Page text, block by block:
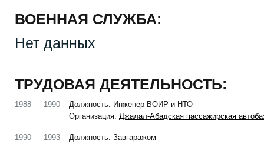
ВОЕННАЯ СЛУЖБА:
Нет данных
ТРУДОВАЯ ДЕЯТЕЛЬНОСТЬ:
1988 — 1990
Должность: Инженер ВОИР и НТО
Организация: Джалал-Абадская пассажирская
1990 — 1993
Должность: Завгаражом